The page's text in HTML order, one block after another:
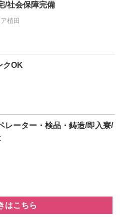
/社会保障完備
植田
クOK
レーター・検品・鋳造/即入寮/
はこちら